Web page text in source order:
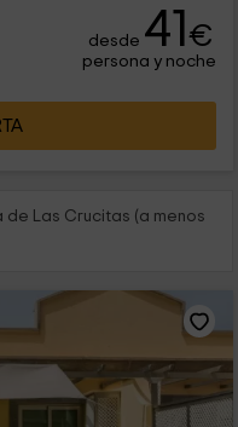
desde 41€
persona y noche
de Las Crucitas (a menos